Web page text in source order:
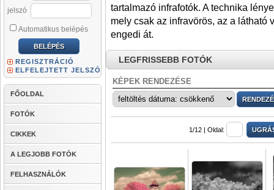
jelszó
Automatikus belépés
REGISZTRÁCIÓ
ELFELEJTETT JELSZÓ
FŐOLDAL
FOTÓK
CIKKEK
A LEGJOBB FOTÓK
FELHASZNÁLÓK
tartalmazó infrafotók. A technika
mely csak az infravörös, az a látható
engedi át.
LEGFRISSEBB FOTÓK
KÉPEK RENDEZÉSE
1/12 | Oldal: